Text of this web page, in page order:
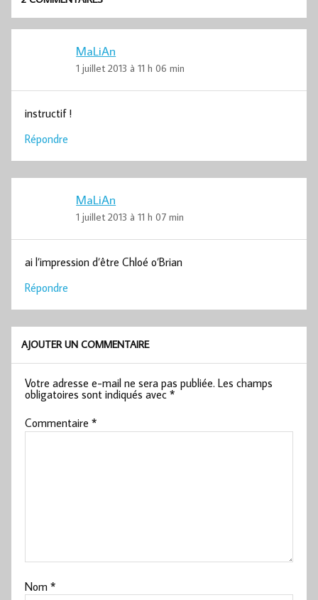
MaLiAn
1 juillet 2013 à 11 h 06 min
instructif !
Répondre
MaLiAn
1 juillet 2013 à 11 h 07 min
ai l’impression d’être Chloé o’Brian
Répondre
AJOUTER UN COMMENTAIRE
Votre adresse e-mail ne sera pas publiée. Les champs
obligatoires sont indiqués avec*
Commentaire*
Nom*